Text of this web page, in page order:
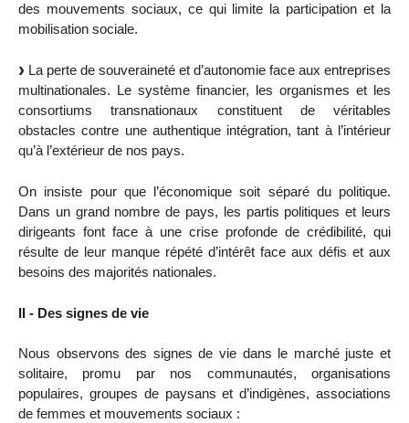
des mouvements sociaux, ce qui limite la participation et la
mobilisation sociale.
La perte de souveraineté et d’autonomie face aux entreprises
multinationales. Le système financier, les organismes et les
consortiums transnationaux constituent de véritables
obstacles contre une authentique intégration, tant à l’intérieur
qu’à l’extérieur de nos pays.
On insiste pour que l’économique soit séparé du politique.
Dans un grand nombre de pays, les partis politiques et leurs
dirigeants font face à une crise profonde de crédibilité, qui
résulte de leur manque répété d’intérêt face aux défis et aux
besoins des majorités nationales.
II - Des signes de vie
Nous observons des signes de vie dans le marché juste et
solitaire, promu par nos communautés, organisations
populaires, groupes de paysans et d’indigènes, associations
de femmes et mouvements sociaux :